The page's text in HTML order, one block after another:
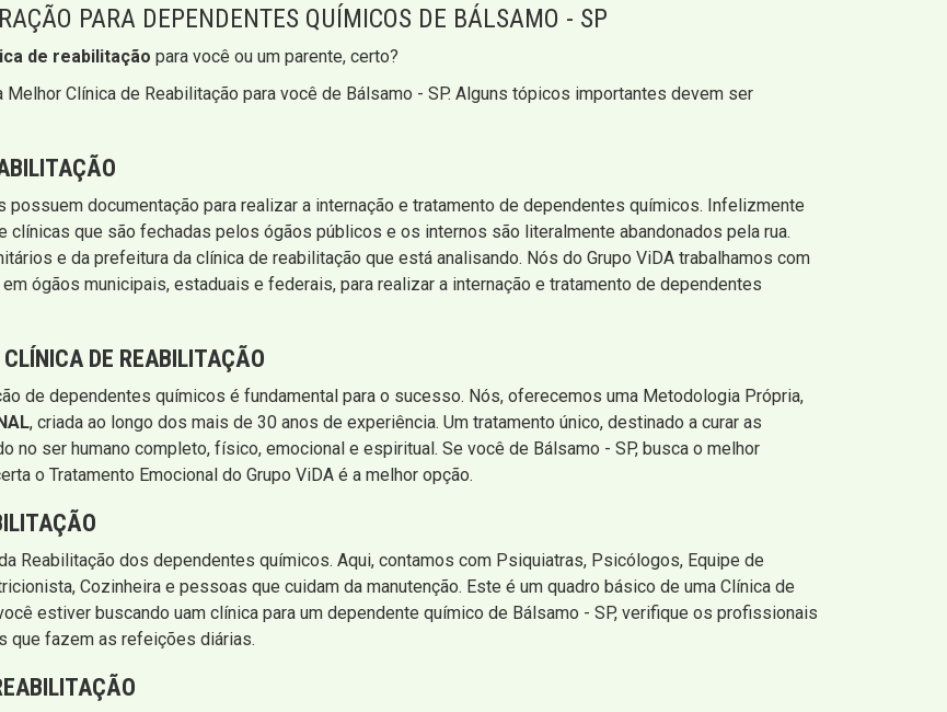
PARA DEPENDENTES QUÍMICOS DE BÁLSAMO - SP
de reabilitação para você ou um parente, certo?
Clínica de Reabilitação para você de Bálsamo - SP. Alguns tópicos importantes devem ser
possuem documentação para realizar a internação e tratamento de dependentes químicos. Infelizmente
clínicas que são fechadas pelos ógãos públicos e os internos são literalmente abandonados pela rua.
e da prefeitura da clínica de reabilitação que está analisando. Nós do Grupo ViDA trabalhamos com
ógãos municipais, estaduais e federais, para realizar a internação e tratamento de dependentes
DE REABILITAÇÃO
de dependentes químicos é fundamental para o sucesso. Nós, oferecemos uma Metodologia Própria,
, criada ao longo dos mais de 30 anos de experiência. Um tratamento único, destinado a curar as
no ser humano completo, físico, emocional e espiritual. Se você de Bálsamo - SP, busca o melhor
o Tratamento Emocional do Grupo ViDA é a melhor opção.
Reabilitação dos dependentes químicos. Aqui, contamos com Psiquiatras, Psicólogos, Equipe de
Cozinheira e pessoas que cuidam da manutenção. Este é um quadro básico de uma Clínica de
estiver buscando uam clínica para um dependente químico de Bálsamo - SP, verifique os profissionais
que fazem as refeições diárias.